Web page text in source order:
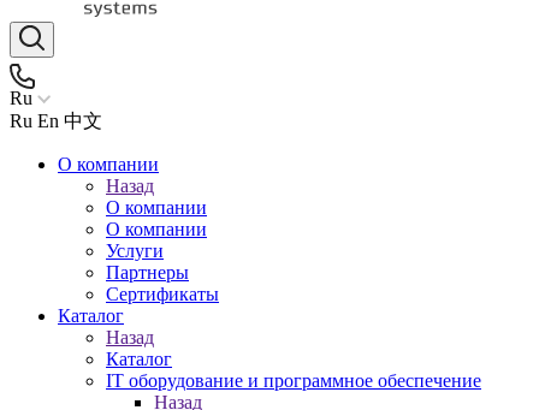
Ru
Ru En 中文
О компании
Назад
О компании
О компании
Услуги
Партнеры
Сертификаты
Каталог
Назад
Каталог
IT оборудование и программное обеспечение
Назад